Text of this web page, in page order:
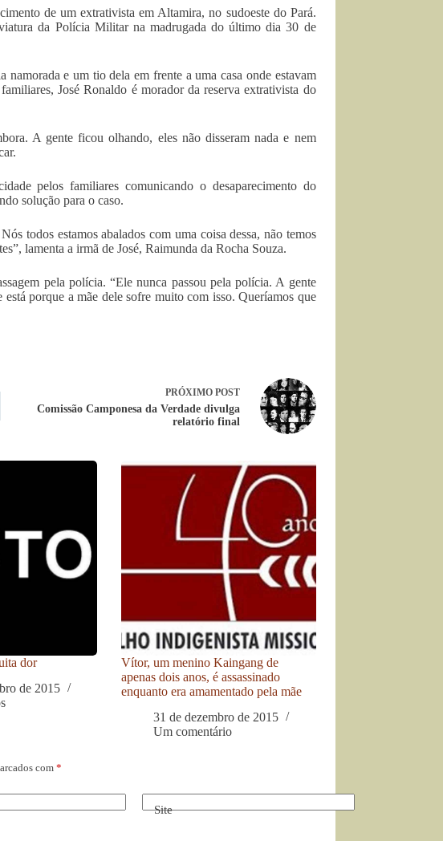
de um extrativista em Altamira, no sudoeste do Pará.
da Polícia Militar na madrugada do último dia 30 de
e um tio dela em frente a uma casa onde estavam
José Ronaldo é morador da reserva extrativista do
A gente ficou olhando, eles não disseram nada e nem
pelos familiares comunicando o desaparecimento do
solução para o caso.
todos estamos abalados com uma coisa dessa, não temos
lamenta a irmã de José, Raimunda da Rocha Souza.
pela polícia. “Ele nunca passou pela polícia. A gente
porque a mãe dele sofre muito com isso. Queríamos que
PRÓXIMO POST
Comissão Camponesa da Verdade divulga
relatório final
dor
de 2015
Vítor, um menino Kaingang de
apenas dois anos, é assassinado
enquanto era amamentado pela mãe
31 de dezembro de 2015
Um comentário
com *
Site